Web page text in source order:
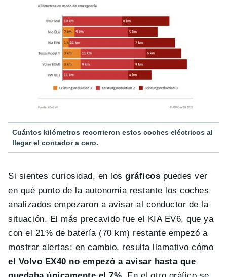
Cuántos kilómetros recorrieron estos coches eléctricos al
llegar el contador a cero.
Si sientes curiosidad, en losgráficos puedes ver
en qué punto de la autonomía restante los coches
analizados empezaron a avisar al conductor de la
situación. El más precavido fue el KIA EV6, que ya
con el 21% de batería (70 km) restante empezó a
mostrar alertas; en cambio, resulta llamativo cómo
el Volvo EX40 no empezó a avisar hasta que